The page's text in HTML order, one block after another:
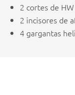
2 cortes de HW
2 incisores de
4 gargantas